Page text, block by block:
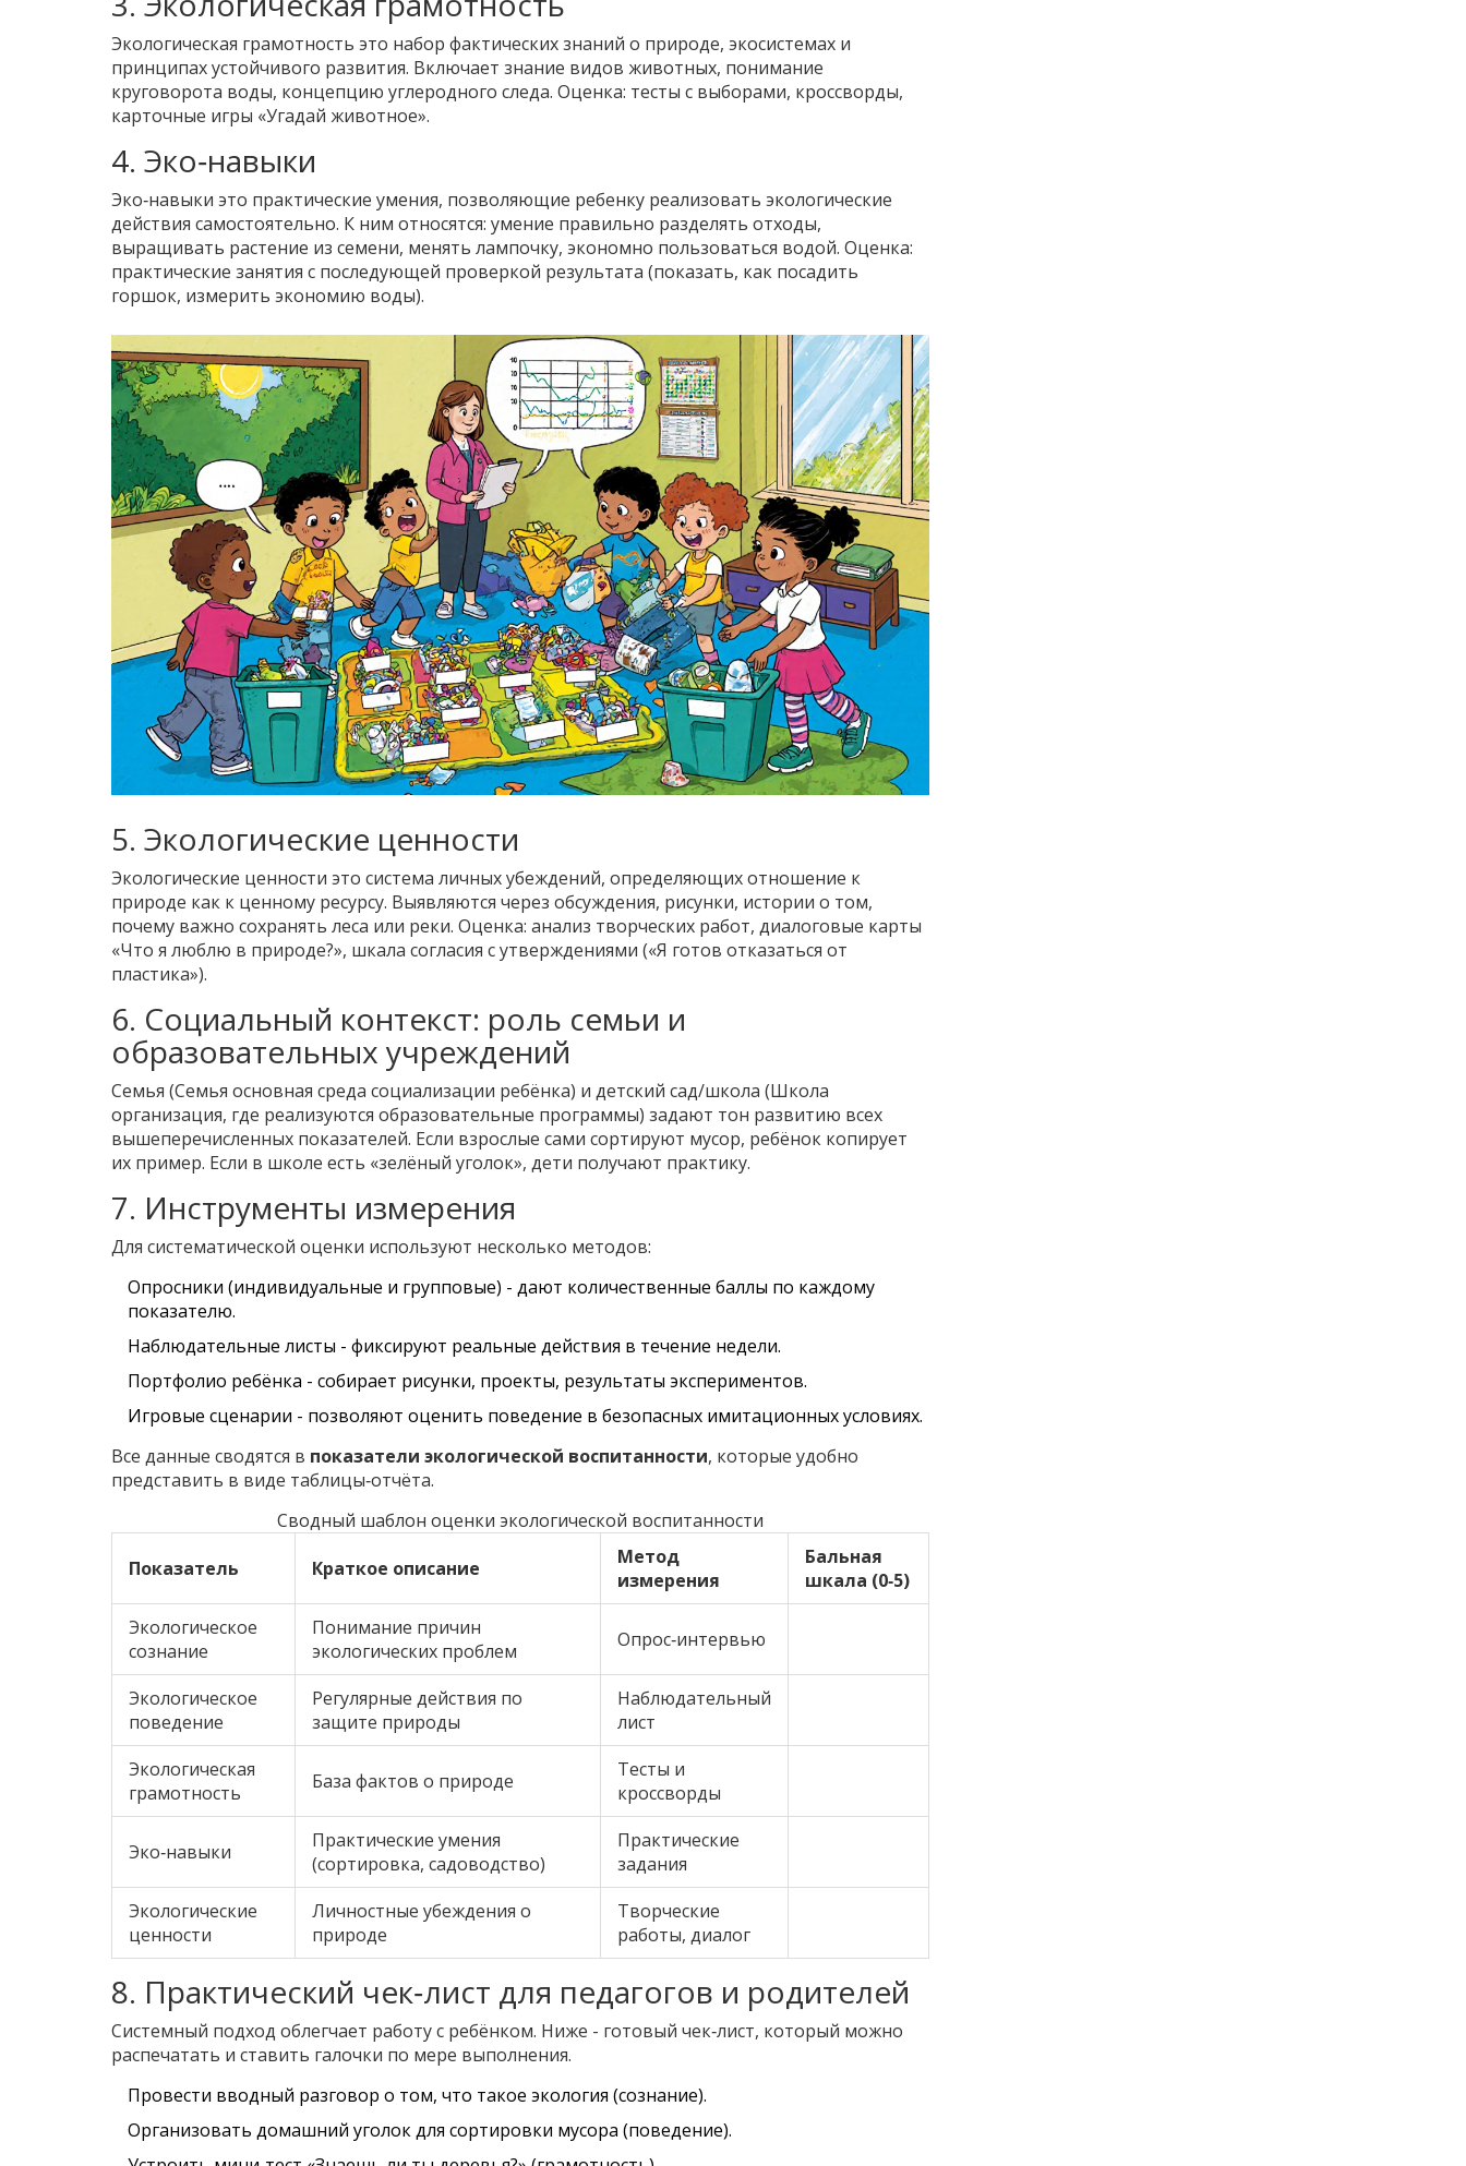
Экологическая грамотность это набор фактических знаний о природе, экосистемах и
принципах устойчивого развития. Включает знание видов животных, понимание
круговорота воды, концепцию углеродного следа. Оценка: тесты с выборами, кроссворды,
карточные игры «Угадай животное».
4. Эко‑навыки
Эко‑навыки это практические умения, позволяющие ребенку реализовать экологические
действия самостоятельно. К ним относятся: умение правильно разделять отходы,
выращивать растение из семени, менять лампочку, экономно пользоваться водой. Оценка:
практические занятия с последующей проверкой результата (показать, как посадить
горшок, измерить экономию воды).
5. Экологические ценности
Экологические ценности это система личных убеждений, определяющих отношение к
природе как к ценному ресурсу. Выявляются через обсуждения, рисунки, истории о том,
почему важно сохранять леса или реки. Оценка: анализ творческих работ, диалоговые карты
«Что я люблю в природе?», шкала согласия с утверждениями («Я готов отказаться от
пластика»).
6. Социальный контекст: роль семьи и
образовательных учреждений
Семья (Семья основная среда социализации ребёнка) и детский сад/школа (Школа
организация, где реализуются образовательные программы) задают тон развитию всех
вышеперечисленных показателей. Если взрослые сами сортируют мусор, ребёнок копирует
их пример. Если в школе есть «зелёный уголок», дети получают практику.
7. Инструменты измерения
Для систематической оценки используют несколько методов:
Опросники (индивидуальные и групповые) - дают количественные баллы по каждому
показателю.
Наблюдательные листы - фиксируют реальные действия в течение недели.
Портфолио ребёнка - собирает рисунки, проекты, результаты экспериментов.
Игровые сценарии - позволяют оценить поведение в безопасных имитационных условиях.
Все данные сводятся в показатели экологической воспитанности, которые удобно
представить в виде таблицы‑отчёта.
Сводный шаблон оценки экологической воспитанности
Показатель
Краткое описание
Метод
измерения
Бальная
шкала (0‑5)
Экологическое
сознание
Понимание причин
экологических проблем
Опрос‑интервью
Экологическое
поведение
Регулярные действия по
защите природы
Наблюдательный
лист
Экологическая
грамотность
База фактов о природе
Тесты и
кроссворды
Эко‑навыки
Практические умения
(сортировка, садоводство)
Практические
задания
Экологические
ценности
Личностные убеждения о
природе
Творческие
работы, диалог
8. Практический чек‑лист для педагогов и родителей
Системный подход облегчает работу с ребёнком. Ниже - готовый чек‑лист, который можно
распечатать и ставить галочки по мере выполнения.
Провести вводный разговор о том, что такое экология (сознание).
Организовать домашний уголок для сортировки мусора (поведение).